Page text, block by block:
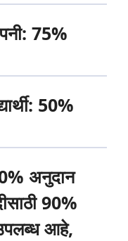
: 75%
: 50%
अनुदान
90%
आहे,